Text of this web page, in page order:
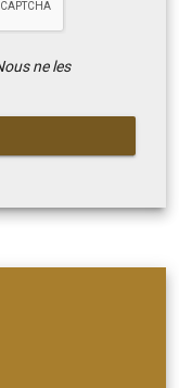
ne les